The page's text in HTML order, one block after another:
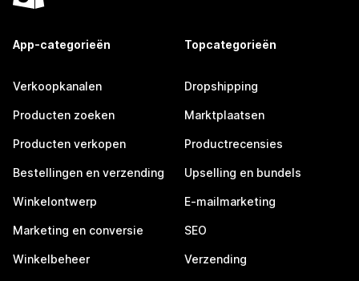
App-categorieën
Verkoopkanalen
Producten zoeken
Producten verkopen
Bestellingen en verzending
Winkelontwerp
Marketing en conversie
Winkelbeheer
Topcategorieën
Dropshipping
Marktplaatsen
Productrecensies
Upselling en bundels
E-mailmarketing
SEO
Verzending